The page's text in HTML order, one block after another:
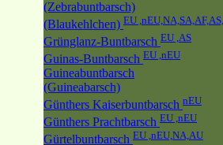
(Zebrabuntbarsch)
(Blaukehlchen) EU
Grünglanz-Buntbarsch EU ,AS
Guinas-Buntbarsch EU ,nEU
Guineabuntbarsch
(Guineabarsch)
Günthers Kaiserbuntbarsch nEU
Günthers Prachtbarsch EU ,nEU
Gürtelbuntbarsch EU ,nEU,NA,AU